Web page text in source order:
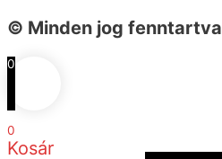
© Minden jog fenntartva
0
0
Kosár